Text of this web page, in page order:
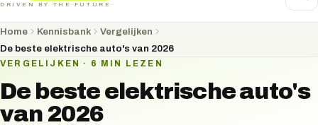
DRIVEN BY THE FUTURE
Home Kennisbank
Vergelijken
De beste elektrische auto's van 2026
VERGELIJKEN · 6 MIN LEZEN
De beste elektrische auto's
van 2026